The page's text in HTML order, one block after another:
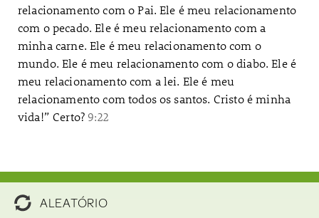
relacionamento com o Pai. Ele é meu relacionamento
com o pecado. Ele é meu relacionamento com a
minha carne. Ele é meu relacionamento com o
mundo. Ele é meu relacionamento com o diabo. Ele é
meu relacionamento com a lei. Ele é meu
relacionamento com todos os santos. Cristo é minha
vida!” Certo? 9:22
ALEATÓRIO